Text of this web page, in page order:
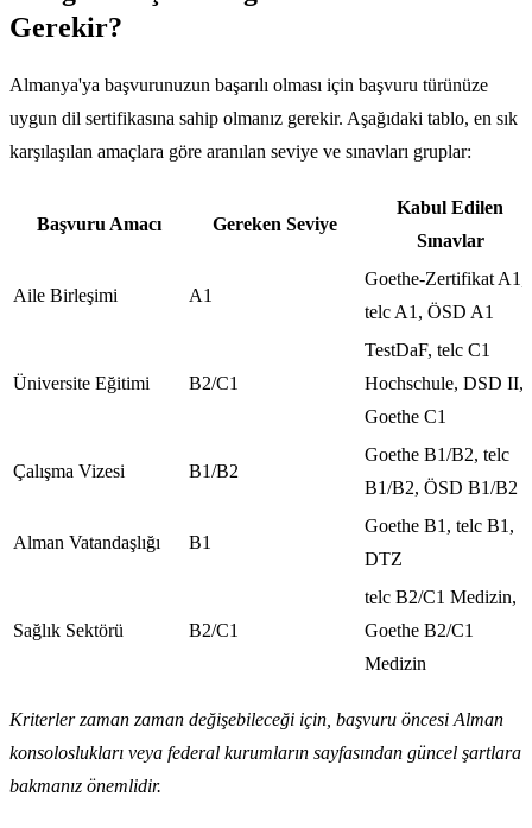
Gerekir?
Almanya'ya başvurunuzun başarılı olması için başvuru türünüze
uygun dil sertifikasına sahip olmanız gerekir. Aşağıdaki tablo, en sık
karşılaşılan amaçlara göre aranılan seviye ve sınavları gruplar:
Başvuru Amacı Gereken Seviye
Kabul Edilen
Sınavlar
Aile Birleşimi A1
Goethe-Zertifikat A1,
telc A1, ÖSD A1
Üniversite Eğitimi B2/C1
TestDaF, telc C1
Hochschule, DSD II,
Goethe C1
Çalışma Vizesi B1/B2
Goethe B1/B2, telc
B1/B2, ÖSD B1/B2
Alman Vatandaşlığı B1
Goethe B1, telc B1,
DTZ
Sağlık Sektörü B2/C1
telc B2/C1 Medizin,
Goethe B2/C1
Medizin
Kriterler zaman zaman değişebileceği için, başvuru öncesi Alman
konsoloslukları veya federal kurumların sayfasından güncel şartlara
bakmanız önemlidir.